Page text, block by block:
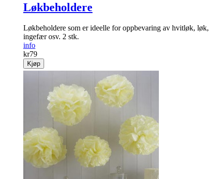
Løkbeholdere
Løkbeholdere som er ideelle for oppbevaring av hvitløk, løk,
ingefær osv. 2 stk.
info
kr79
Kjøp